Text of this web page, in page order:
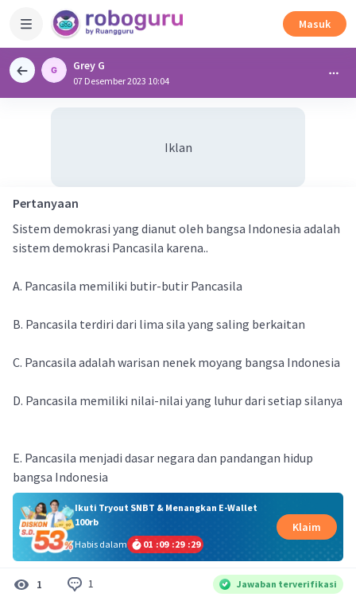
Masuk
Grey G
07 Desember 2023 10:04
Iklan
Pertanyaan
Sistem demokrasi yang dianut oleh bangsa Indonesia adalah
sistem demokrasi Pancasila karena..
A. Pancasila memiliki butir-butir Pancasila
B. Pancasila terdiri dari lima sila yang saling berkaitan
C. Pancasila adalah warisan nenek moyang bangsa Indonesia
D. Pancasila memiliki nilai-nilai yang luhur dari setiap silanya
E. Pancasila menjadi dasar negara dan pandangan hidup
bangsa Indonesia
Ikuti Tryout SNBT & Menangkan E-Wallet
100rb
Habis dalam
01 :09 :29 :29
Klaim
1 1 Jawaban terverifikasi